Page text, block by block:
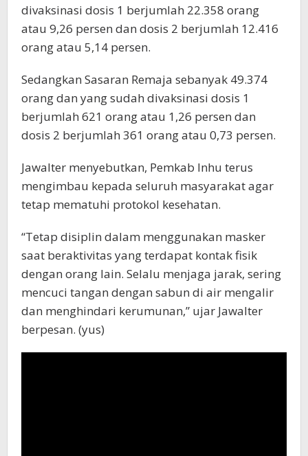
divaksinasi dosis 1 berjumlah 22.358 orang
atau 9,26 persen dan dosis 2 berjumlah 12.416
orang atau 5,14 persen.
Sedangkan Sasaran Remaja sebanyak 49.374
orang dan yang sudah divaksinasi dosis 1
berjumlah 621 orang atau 1,26 persen dan
dosis 2 berjumlah 361 orang atau 0,73 persen.
Jawalter menyebutkan, Pemkab Inhu terus
mengimbau kepada seluruh masyarakat agar
tetap mematuhi protokol kesehatan.
“Tetap disiplin dalam menggunakan masker
saat beraktivitas yang terdapat kontak fisik
dengan orang lain. Selalu menjaga jarak, sering
mencuci tangan dengan sabun di air mengalir
dan menghindari kerumunan,” ujar Jawalter
berpesan. (yus)